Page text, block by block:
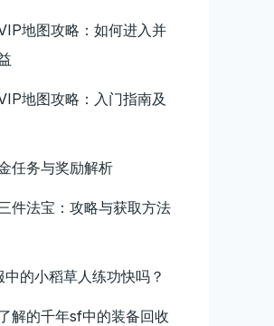
地图攻略：如何进入并
地图攻略：入门指南及
任务与奖励解析
件法宝：攻略与获取方法
的小稻草人练功快吗？
解的千年sf中的装备回收